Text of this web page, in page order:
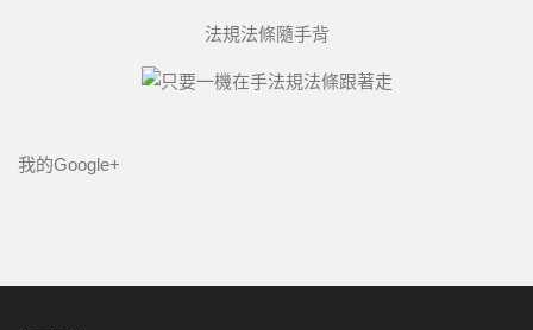
法規法條隨手背
我的Google+